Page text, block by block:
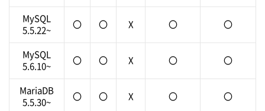
MySQL
5.5.22~
〇 〇 X 〇 〇
MySQL
5.6.10~
〇 〇 X 〇 〇
MariaDB
5.5.30~
〇 〇 X 〇 〇